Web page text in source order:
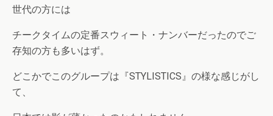
世代の方には
チークタイムの定番スウィート・ナンバーだったのでご
存知の方も多いはず。
どこかでこのグループは『STYLISTICS』の様な感じがし
て、